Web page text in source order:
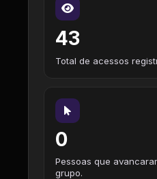
43
Total de acessos
0
Pessoas que
grupo.